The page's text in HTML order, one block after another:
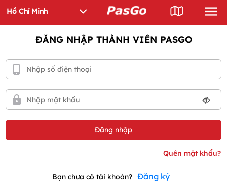
ĐĂNG NHẬP THÀNH VIÊN PASGO
Bạn chưa có tài khoản? Đăng ký